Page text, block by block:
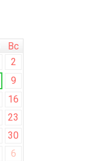
Вс
2
9
16
23
30
6